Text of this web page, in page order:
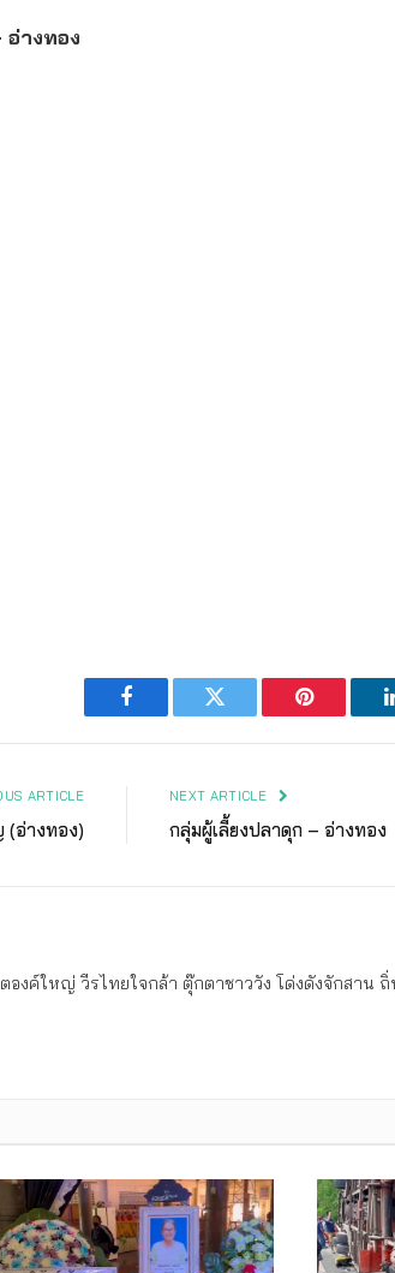
อ่างทอง
Facebook Twitter Pinterest
ARTICLE
(อ่างทอง)
NEXT ARTICLE
กลุ่มผู้เลี้ยงปลาดุก – อ่างทอง
องค์ใหญ่ วีรไทยใจกล้า ตุ๊กตาชาววัง โด่งดังจักสาน